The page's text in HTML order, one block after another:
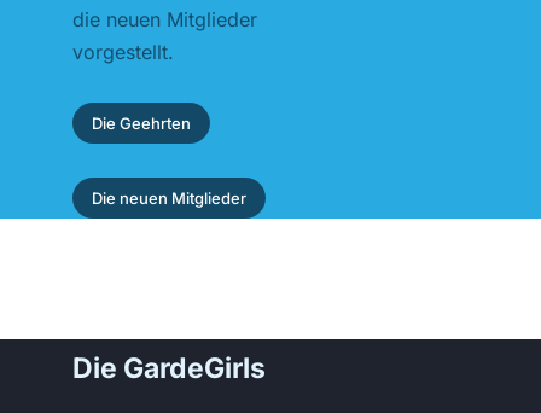
die neuen Mitglieder
vorgestellt.
Die Geehrten
Die neuen Mitglieder
Die GardeGirls